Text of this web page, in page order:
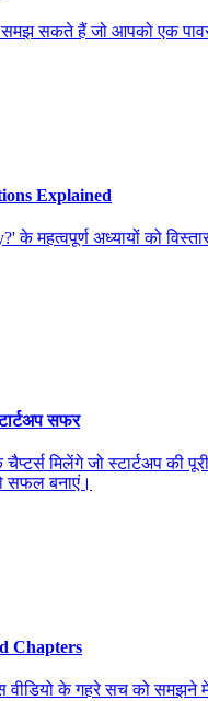
सकते हैं जो आपको एक
Explained
के महत्वपूर्ण अध्यायों को
सफर
मिलेंगे जो स्टार्टअप की
सफल बनाएं।
Chapters
के गहरे सच को समझने